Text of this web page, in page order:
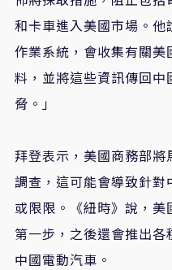
和卡車進入美國市場。
作業系統，會收集有關
料，並將這些資訊傳回
脅。」
拜登表示，美國商務部
調查，這可能會導致針
或限限。《紐時》說，
第一步，之後還會推出
中國電動汽車。